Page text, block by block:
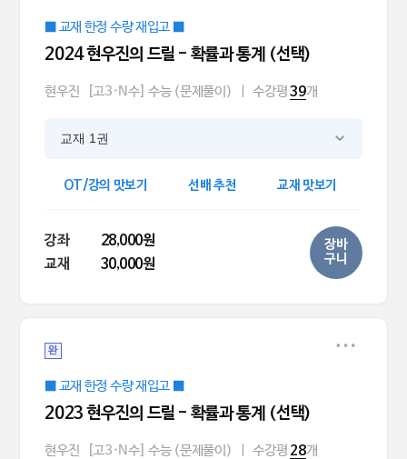
■ 교재 한정 수량 재입고 ■
2024 현우진의 드릴 - 확률과 통계 (선택)
현우진 [고3·N수] 수능 (문제풀이) 수강평39개
교재 1권
OT/강의 맛보기 선배 추천 교재 맛보기
강좌
28,000원
교재
30,000원
장바
구니
완
■ 교재 한정 수량 재입고 ■
2023 현우진의 드릴 - 확률과 통계 (선택)
현우진 [고3·N수] 수능 (문제풀이) 수강평 28개